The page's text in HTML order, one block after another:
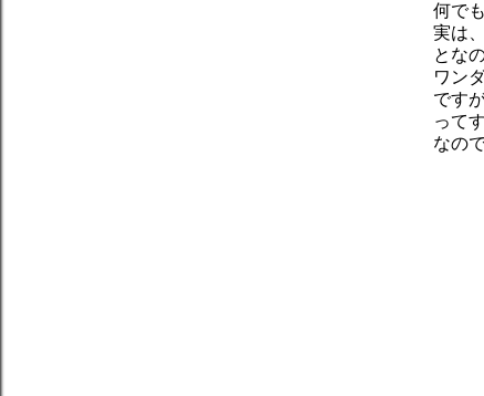
何で
実は、
とな
ワン
です
って
なの